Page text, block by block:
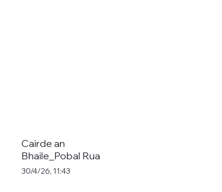
Cairde an
Bhaile_Pobal Rua
30/4/26, 11:43